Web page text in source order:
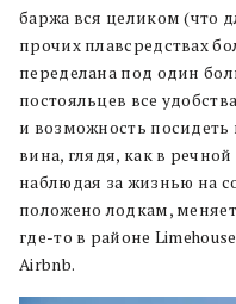
баржа вся целиком (что
прочих плавсредствах
переделана под один
постояльцев все
и возможность посидеть
вина, глядя, как в
наблюдая за жизнью на
положено лодкам,
где-то в районе
Airbnb.